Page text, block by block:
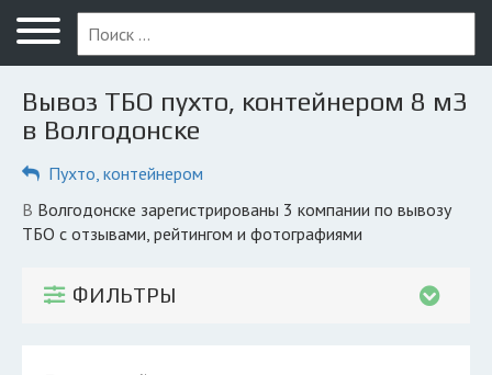
Меню
Главная
Вопрос юристу
Компании
Экоблог
Вывоз ТБО пухто, контейнером 8 м3
в Волгодонске
Пухто, контейнером
в Волгодонске зарегистрированы 3 компании по вывозу
ТБО с отзывами, рейтингом и фотографиями
ФИЛЬТРЫ